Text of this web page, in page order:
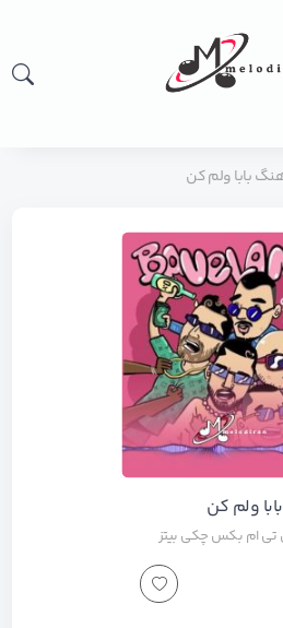
بابا ولم کن
بابا ولم کن
تی ام بکس چکی بیتز